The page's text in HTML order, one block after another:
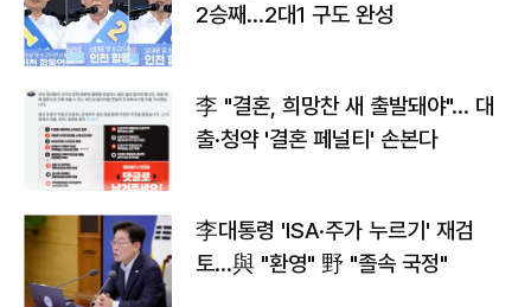
2승째…2대1 구도 완성
李 "결혼, 희망찬 새 출발돼야"… 대
출·청약 '결혼 페널티' 손본다
李대통령 'ISA·주가 누르기' 재검
토…與 "환영" 野 "졸속 국정"